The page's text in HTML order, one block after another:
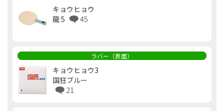
キョウヒョウ
龍 5
45
ラバー（表面）
キョウヒョウ3
国狂ブルー
21